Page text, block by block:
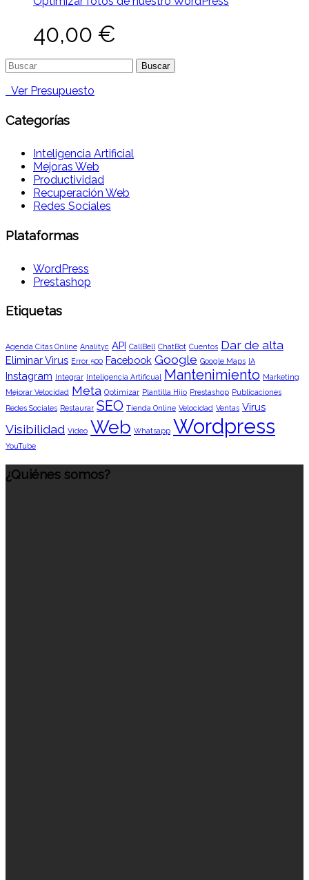
40,00 €
Buscar:
Ver Presupuesto
Categorías
Inteligencia Artificial
Mejoras Web
Productividad
Recuperación Web
Redes Sociales
Plataformas
WordPress
Prestashop
Etiquetas
Agenda Citas Online Analityc API CallBell ChatBot Cuentos Dar de alta
Eliminar Virus Error 500 Facebook Google Google Maps IA
Instagram Integrar Inteligencia Artificual Mantenimiento Marketing
Mejorar Velocidad Meta Optimizar Plantilla Hijo Prestashop Publicaciones
Redes Sociales Restaurar SEO Tienda Online Velocidad Ventas Virus
Visibilidad Vídeo Web Whatsapp Wordpress
YouTube
¿Quiénes somos?